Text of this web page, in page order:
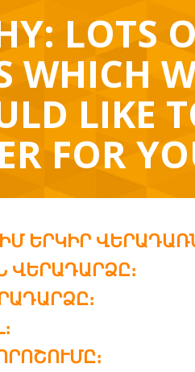
LOTS
WHICH
LIKE
FOR
ԵՐԿԻՐ
ՎԵՐԱԴԱՐՁԸ։